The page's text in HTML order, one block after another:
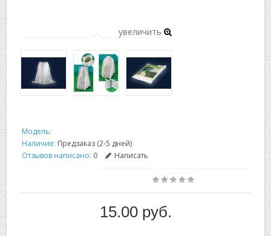
увеличить
Модель:
Наличие: Предзаказ (2-5 дней)
Отзывов написано: 0 Написать
15.00 руб.